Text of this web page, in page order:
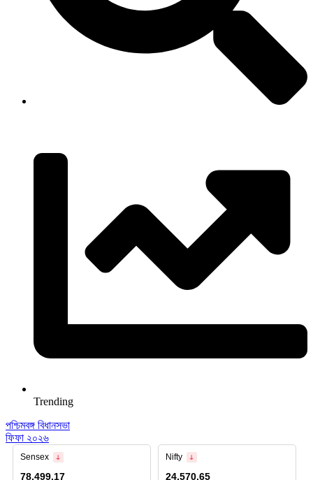
Trending
পশ্চিমবঙ্গ বিধানসভা
ফিফা ২০২৬